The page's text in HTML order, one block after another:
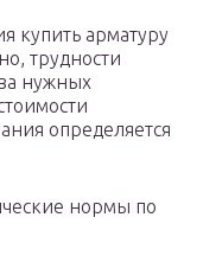
купить арматуру
трудности
нужных
определяется
нормы по